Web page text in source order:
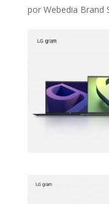
por Webedia Brand